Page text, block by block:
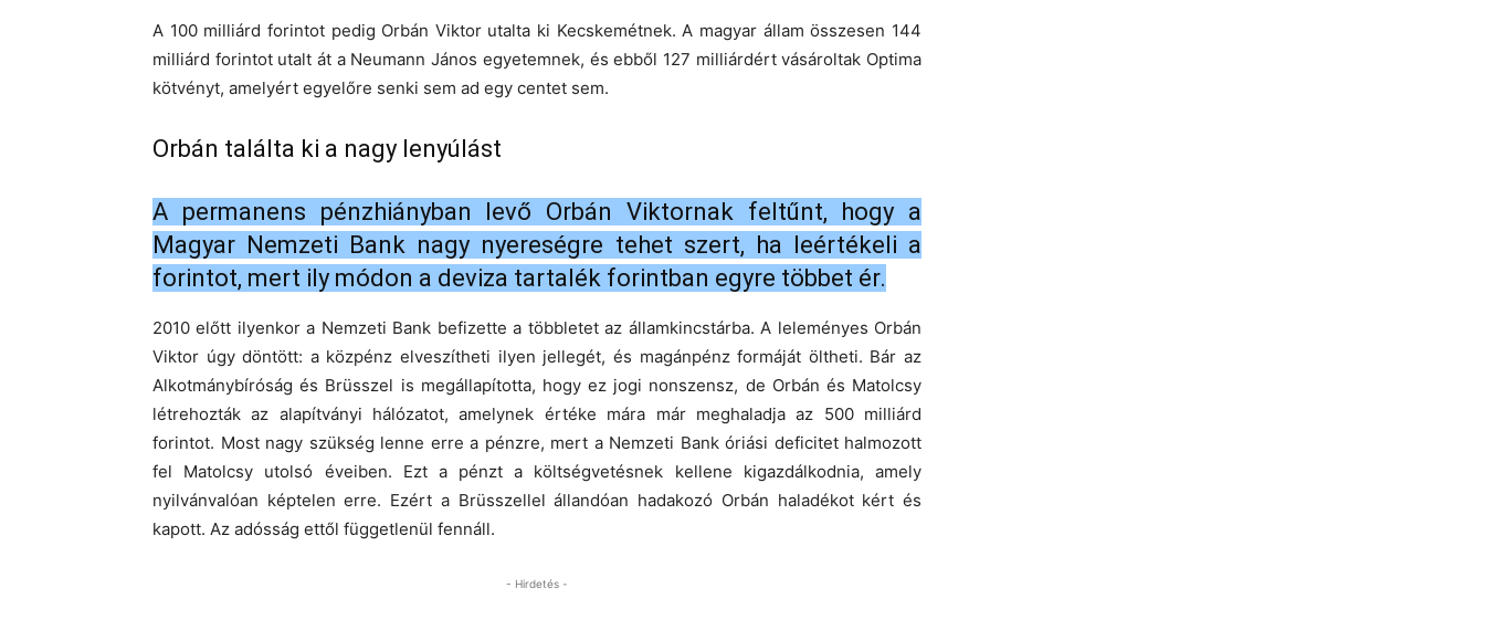
A 100 milliárd forintot pedig Orbán Viktor utalta ki Kecskemétnek. A magyar állam összesen 144
milliárd forintot utalt át a Neumann János egyetemnek, és ebből 127 milliárdért vásároltak Optima
kötvényt, amelyért egyelőre senki sem ad egy centet sem.
Orbán találta ki a nagy lenyúlást
A permanens pénzhiányban levő Orbán Viktornak feltűnt, hogy a
Magyar Nemzeti Bank nagy nyereségre tehet szert, ha leértékeli a
forintot, mert ily módon a deviza tartalék forintban egyre többet ér.
2010 előtt ilyenkor a Nemzeti Bank befizette a többletet az államkincstárba. A leleményes Orbán
Viktor úgy döntött: a közpénz elveszítheti ilyen jellegét, és magánpénz formáját öltheti. Bár az
Alkotmánybíróság és Brüsszel is megállapította, hogy ez jogi nonszensz, de Orbán és Matolcsy
létrehozták az alapítványi hálózatot, amelynek értéke mára már meghaladja az 500 milliárd
forintot. Most nagy szükség lenne erre a pénzre, mert a Nemzeti Bank óriási deficitet halmozott
fel Matolcsy utolsó éveiben. Ezt a pénzt a költségvetésnek kellene kigazdálkodnia, amely
nyilvánvalóan képtelen erre. Ezért a Brüsszellel állandóan hadakozó Orbán haladékot kért és
kapott. Az adósság ettől függetlenül fennáll.
- Hirdetés -